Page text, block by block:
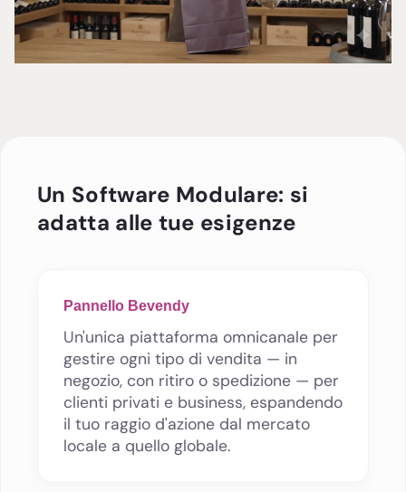
Un Software Modulare: si
adatta alle tue esigenze
Pannello Bevendy
Un'unica piattaforma omnicanale per
gestire ogni tipo di vendita — in
negozio, con ritiro o spedizione — per
clienti privati e business, espandendo
il tuo raggio d'azione dal mercato
locale a quello globale.